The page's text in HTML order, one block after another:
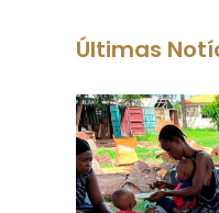
Últimas